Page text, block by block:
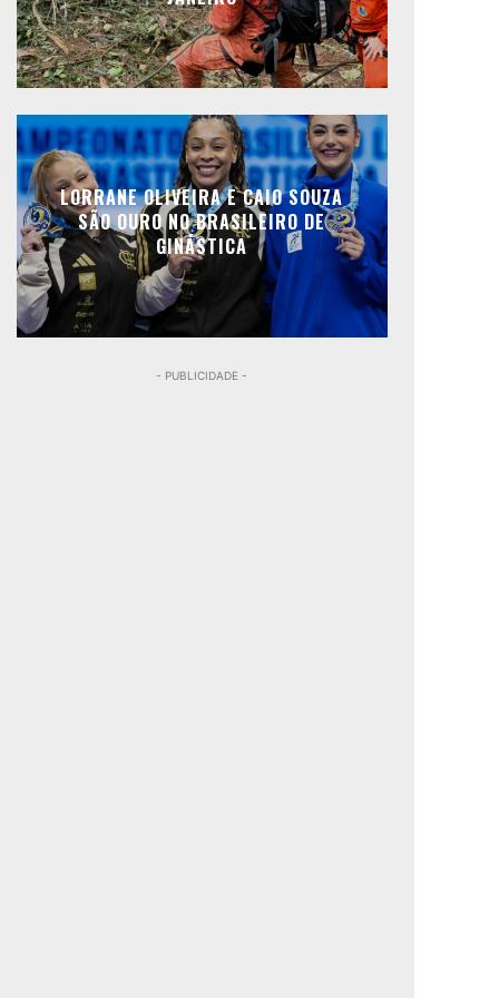
LORRANE OLIVEIRA E CAIO SOUZA
SÃO OURO NO BRASILEIRO DE
GINÁSTICA
- PUBLICIDADE -